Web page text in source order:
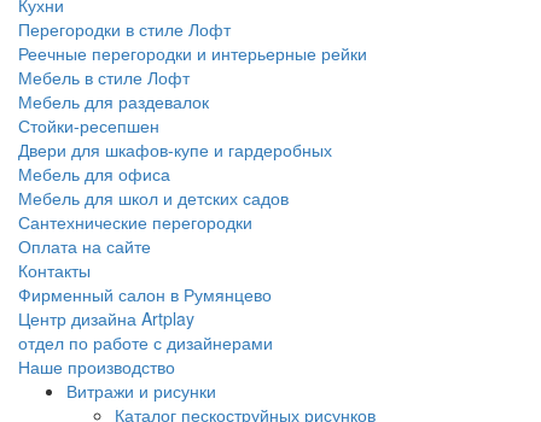
Кухни
Перегородки в стиле Лофт
Реечные перегородки и интерьерные рейки
Мебель в стиле Лофт
Мебель для раздевалок
Стойки-ресепшен
Двери для шкафов-купе и гардеробных
Мебель для офиса
Мебель для школ и детских садов
Сантехнические перегородки
Оплата на сайте
Контакты
Фирменный салон в Румянцево
Центр дизайна Artplay
отдел по работе с дизайнерами
Наше производство
Витражи и рисунки
Каталог пескоструйных рисунков